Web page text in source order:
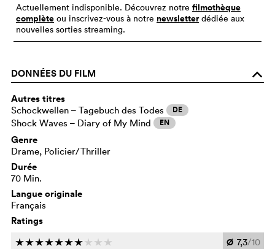
Actuellement indisponible. Découvrez notre filmothèque
complète ou inscrivez-vous à notre newsletterdédiée aux
nouvelles sorties streaming.
DONNÉES DU FILM o
Autres titres
Schockwellen – Tagebuch des Todes DE
Shock Waves – Diary of My Mind EN
Genre
Drame, Policier/Thriller
Durée
70 Min.
Langue originale
Français
Ratings
ccccccc c c c Ø 7,3/10